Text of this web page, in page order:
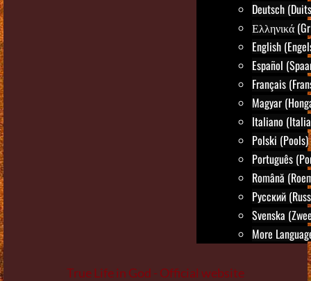
Deutsch
Ελληνικά
English
Español
Français
Magyar
Italiano
Polski (Pools)
Português
Română
Русский
Svenska
More
True Life in God - Official website